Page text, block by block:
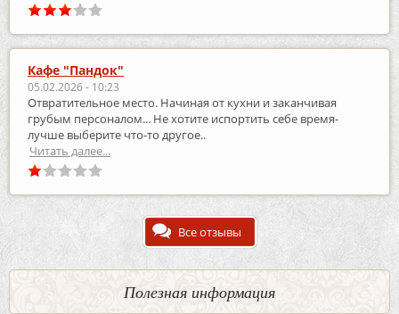
Кафе "Пандок"
05.02.2026 - 10:23
Отвратительное место. Начиная от кухни и заканчивая
грубым персоналом... Не хотите испортить себе время-
лучше выберите что-то другое..
Читать далее...
Все отзывы
Полезная информация